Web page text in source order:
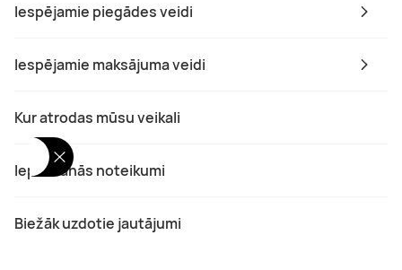
Iespējamie piegādes veidi
Iespējamie maksājuma veidi
Kur atrodas mūsu veikali
Iepirkšanās noteikumi
Biežāk uzdotie jautājumi